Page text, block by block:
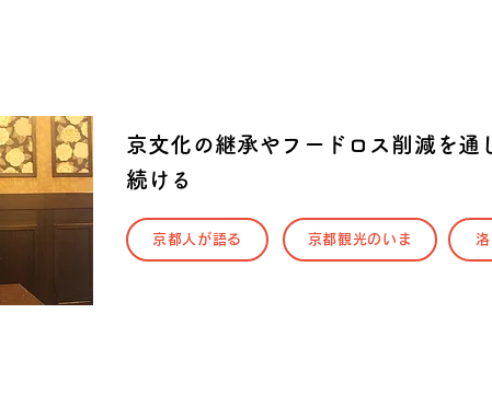
京文化の継承やフードロス削減を通
続ける
京都人が語る 京都観光のいま